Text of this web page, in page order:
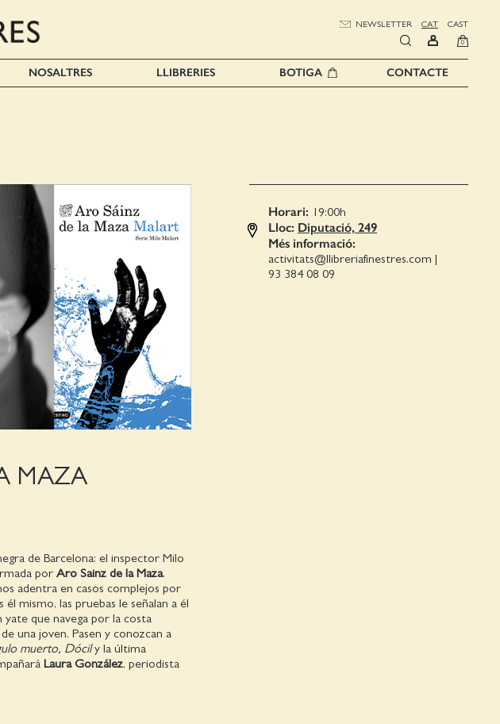
NEWSLETTER CAT CAST
0
NOSALTRES LLIBRERIES BOTIGA CONTACTE
MAZA
de Barcelona: el inspector Milo
por Aro Sainz de la Maza.
adentra en casos complejos por
mismo, las pruebas le señalan a él
que navega por la costa
una joven. Pasen y conozcan a
muerto, Dócily la última
Laura González, periodista
Horari: 19:00h
Lloc: Diputació, 249
Més informació:
activitats@llibreriafinestres.com |
93 384 08 09